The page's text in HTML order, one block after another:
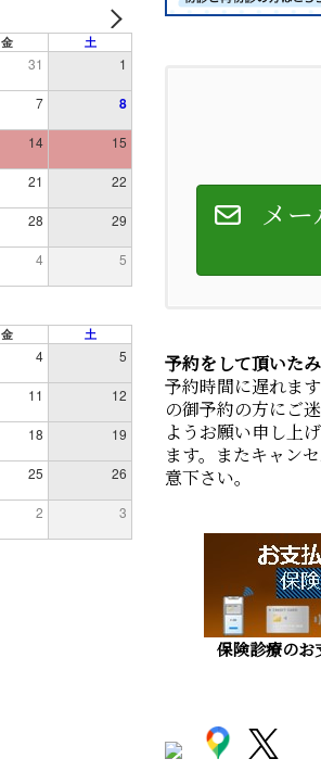
金 土
31 1
7 8
14 15
21 22
28 29
4 5
金 土
4 5
11 12
18 19
25 26
2 3
メ
予約をして頂いた
予約時間に遅れま
の御予約の方にご
ようお願い申し上
ます。またキャン
意下さい。
保険診療の